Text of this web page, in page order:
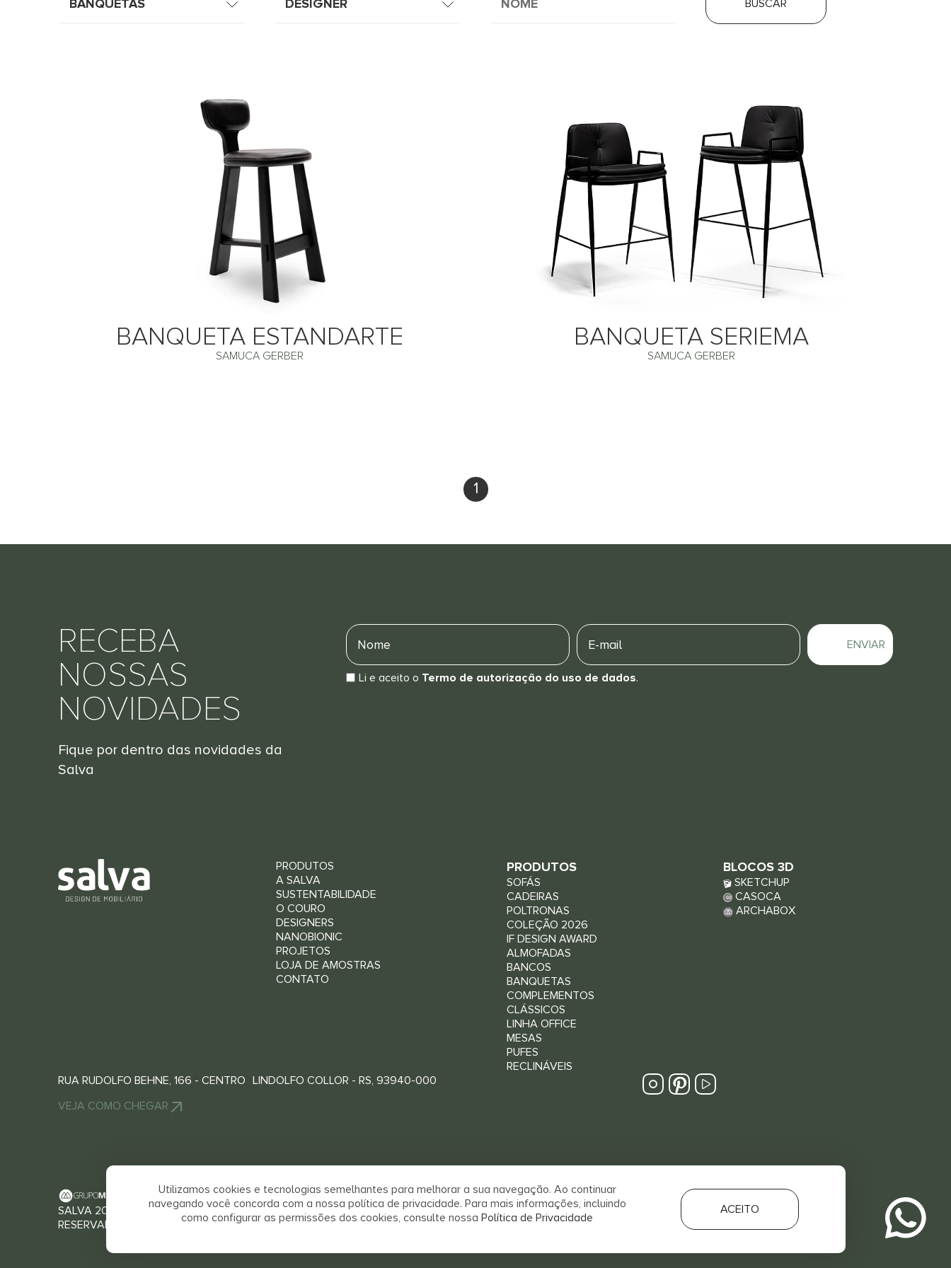
BUSCAR
BANQUETA ESTANDARTE
SAMUCA GERBER
BANQUETA SERIEMA
SAMUCA GERBER
1
RECEBA
NOSSAS
NOVIDADES
Fique por dentro das novidades da
Salva
Nome
E-
mail
ENVIAR
Li e aceito o Termo de autorização do uso de dados.
PRODUTOS
A SALVA
SUSTENTABILIDADE
O COURO
DESIGNERS
NANOBIONIC
PROJETOS
LOJA DE AMOSTRAS
CONTATO
PRODUTOS
SOFÁS
CADEIRAS
POLTRONAS
COLEÇÃO 2026
IF DESIGN AWARD
ALMOFADAS
BANCOS
BANQUETAS
COMPLEMENTOS
CLÁSSICOS
LINHA OFFICE
MESAS
PUFES
RECLINÁVEIS
BLOCOS 3D
SKETCHUP
CASOCA
ARCHABOX
RUA RUDOLFO BEHNE, 166 - CENTRO LINDOLFO COLLOR - RS, 93940-000
VEJA COMO CHEGAR
SALVA 2026 © TODOS OS DIREITOS
RESERVADOS
RELATÓRIO DE IGUALDADE
SALARIAL
DESENVOLVIDO POR
Utilizamos cookies e tecnologias semelhantes para melhorar a sua navegação. Ao continuar
navegando você concorda com a nossa política de privacidade. Para mais informações, incluindo
como configurar as permissões dos cookies, consulte nossaPolítica de Privacidade
ACEITO